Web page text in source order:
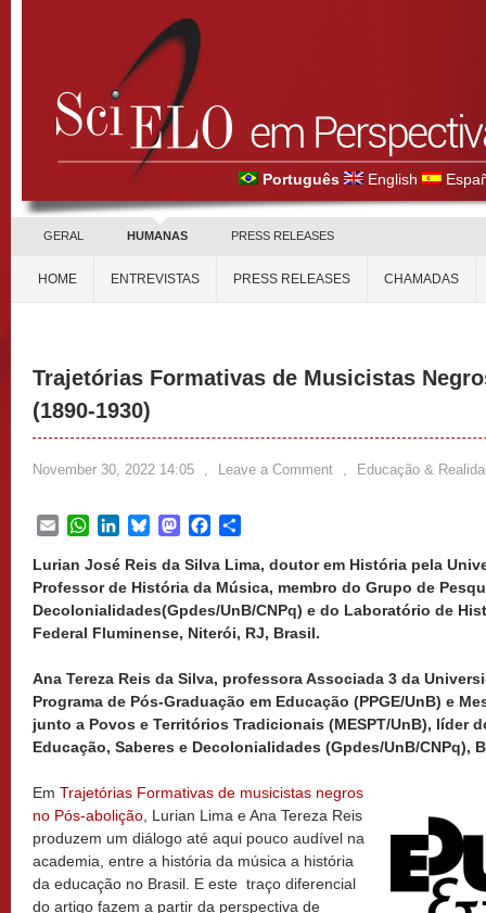
Português English
GERAL HUMANAS PRESS RELEASES
HOME ENTREVISTAS PRESS RELEASES CHAMADAS
Trajetórias Formativas de Musicistas
(1890-1930)
November 30, 2022 14:05 , Leave a Comment , Educação &
EmailWhatsApp
LinkedInBlueskyMastodonFacebook
Lurian José Reis da Silva Lima, doutor em História pela
Professor de História da Música, membro do Grupo de
Decolonialidades(Gpdes/UnB/CNPq) e do Laboratório de
Federal Fluminense, Niterói, RJ, Brasil.
Ana Tereza Reis da Silva, professora Associada 3 da
Programa de Pós-Graduação em Educação (PPGE/UnB) e
junto a Povos e Territórios Tradicionais (MESPT/UnB), líder
Educação, Saberes e Decolonialidades (Gpdes/UnB/CNPq),
Em Trajetórias Formativas de musicistas negros
no Pós-abolição , Lurian Lima e Ana Tereza Reis
produzem um diálogo até aqui pouco audível na
academia, entre a história da música a história
da educação no Brasil. E este traço diferencial
do artigo fazem a partir da perspectiva de